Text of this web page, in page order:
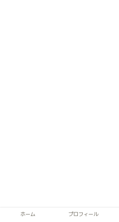
ホーム プロフィール